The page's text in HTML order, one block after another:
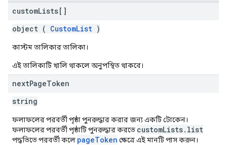
customLists[]
object ( CustomList )
কাস্টম তালিকার তালিকা।
এই তালিকাটি খালি থাকলে অনুপস্থিত থাকবে।
nextPageToken
string
ফলাফলের পরবর্তী পৃষ্ঠা পুনরুদ্ধার করার জন্য একটি টোকেন।
ফলাফলের পরবর্তী পৃষ্ঠাটি পুনরুদ্ধার করতে customLists.list
পদ্ধতিতে পরবর্তী কলে pageToken ক্ষেত্রে এই মানটি পাস করুন।